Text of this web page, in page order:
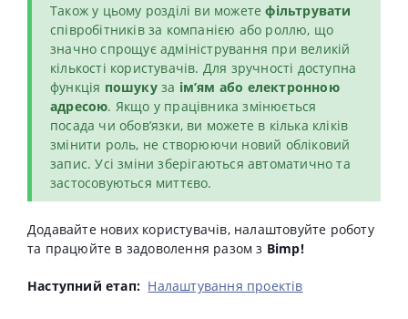
Також у цьому розділі ви можетефільтрувати
співробітників за компанією або роллю, що
значно спрощує адміністрування при великій
кількості користувачів. Для зручності доступна
функція пошукуза ім’ям або електронною
адресою. Якщо у працівника змінюється
посада чи обов’язки, ви можете в кілька кліків
змінити роль, не створюючи новий обліковий
запис. Усі зміни зберігаються автоматично та
застосовуються миттєво.
Додавайте нових користувачів, налаштовуйте роботу
та працюйте в задоволення разом з Bimp!
Наступний етап: Налаштування проектів